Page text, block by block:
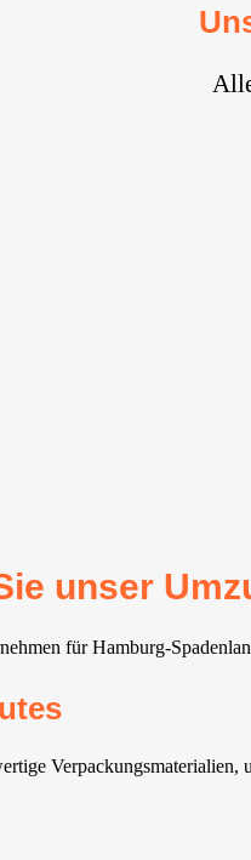
unser
für Hamburg-